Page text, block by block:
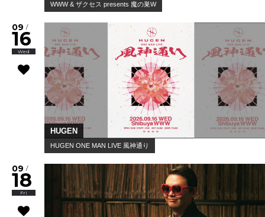
WWW & ザクセス presents 魔の巣W
09 /
16
Wed
HUGEN
HUGEN ONE MAN LIVE 風神通り
09 /
18
Fri